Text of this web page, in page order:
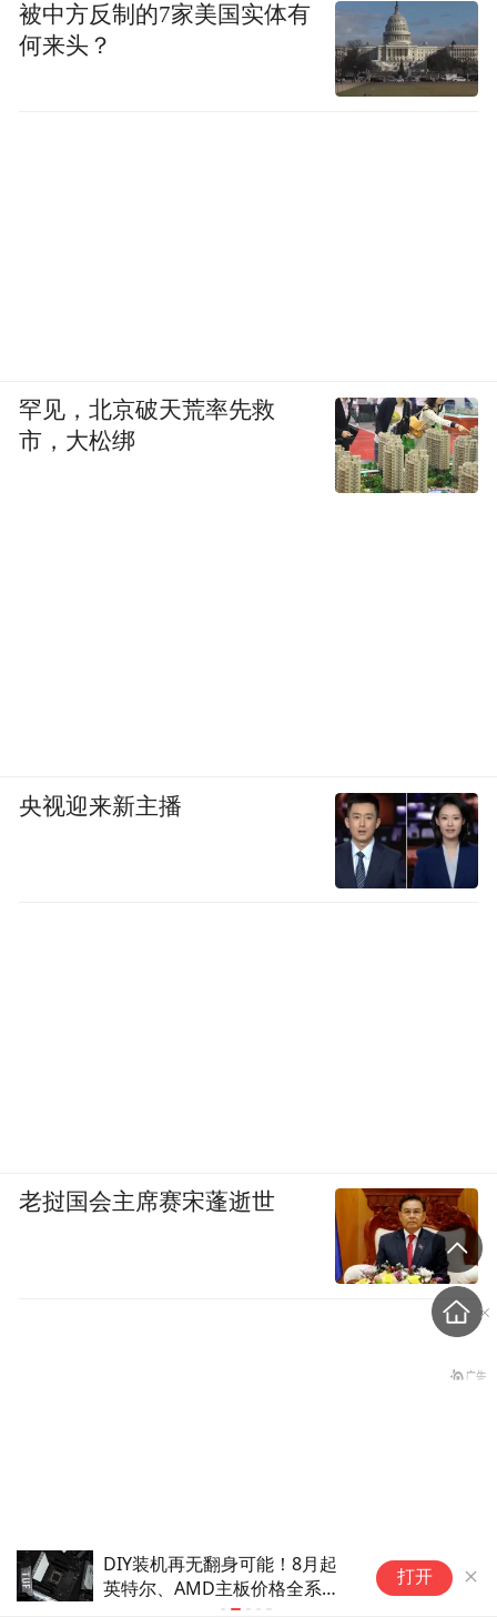
DIY装机再无翻身可能！8月起
英特尔、AMD主板价格全系上
打开
被中方反制的7家美国实体有
何来头？
罕见，北京破天荒率先救
市，大松绑
央视迎来新主播
老挝国会主席赛宋蓬逝世
央视曝光！超8成睫毛胶样品